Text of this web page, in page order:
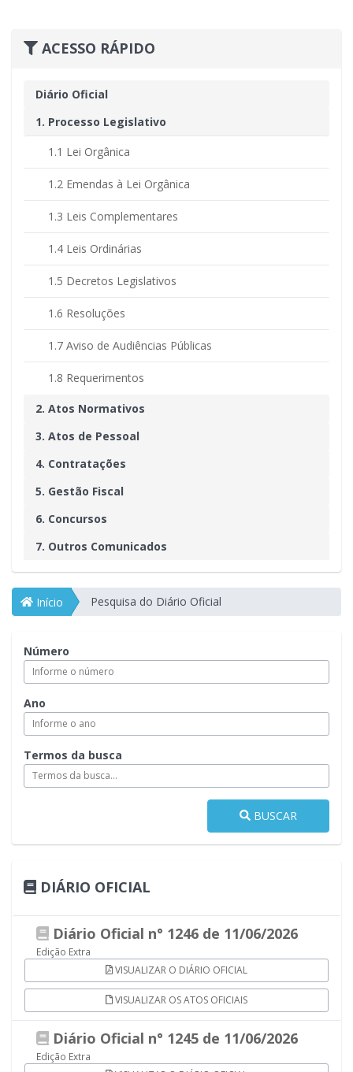
ACESSO RÁPIDO
Diário Oficial
1. Processo Legislativo
1.1 Lei Orgânica
1.2 Emendas à Lei Orgânica
1.3 Leis Complementares
1.4 Leis Ordinárias
1.5 Decretos Legislativos
1.6 Resoluções
1.7 Aviso de Audiências Públicas
1.8 Requerimentos
2. Atos Normativos
3. Atos de Pessoal
4. Contratações
5. Gestão Fiscal
6. Concursos
7. Outros Comunicados
Início Pesquisa do Diário Oficial
Número
Ano
Termos da busca
BUSCAR
DIÁRIO OFICIAL
Diário Oficial n° 1246 de 11/06/2026
Edição Extra
VISUALIZAR O DIÁRIO OFICIAL
VISUALIZAR OS ATOS OFICIAIS
Diário Oficial n° 1245 de 11/06/2026
Edição Extra